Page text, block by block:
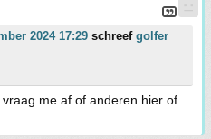
2024 17:29 schreef golfer
me af of anderen hier of